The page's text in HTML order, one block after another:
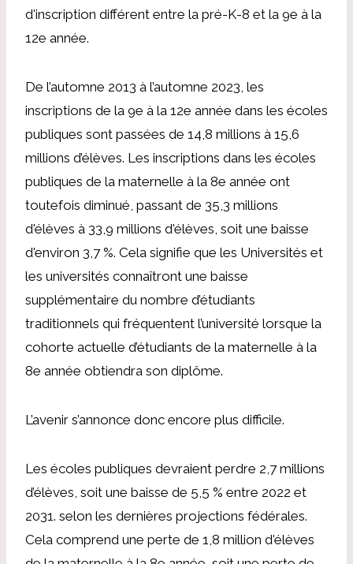
d'inscription différent entre la pré-K-8 et la 9e à la
12e année.
De l’automne 2013 à l’automne 2023, les
inscriptions de la 9e à la 12e année dans les écoles
publiques sont passées de 14,8 millions à 15,6
millions d’élèves. Les inscriptions dans les écoles
publiques de la maternelle à la 8e année ont
toutefois diminué, passant de 35,3 millions
d'élèves à 33,9 millions d'élèves, soit une baisse
d'environ 3,7 %. Cela signifie que les Universités et
les universités connaîtront une baisse
supplémentaire du nombre d’étudiants
traditionnels qui fréquentent l’université lorsque la
cohorte actuelle d’étudiants de la maternelle à la
8e année obtiendra son diplôme.
L’avenir s’annonce donc encore plus difficile.
Les écoles publiques devraient perdre 2,7 millions
d’élèves, soit une baisse de 5,5 % entre 2022 et
2031. selon les dernières projections fédérales.
Cela comprend une perte de 1,8 million d'élèves